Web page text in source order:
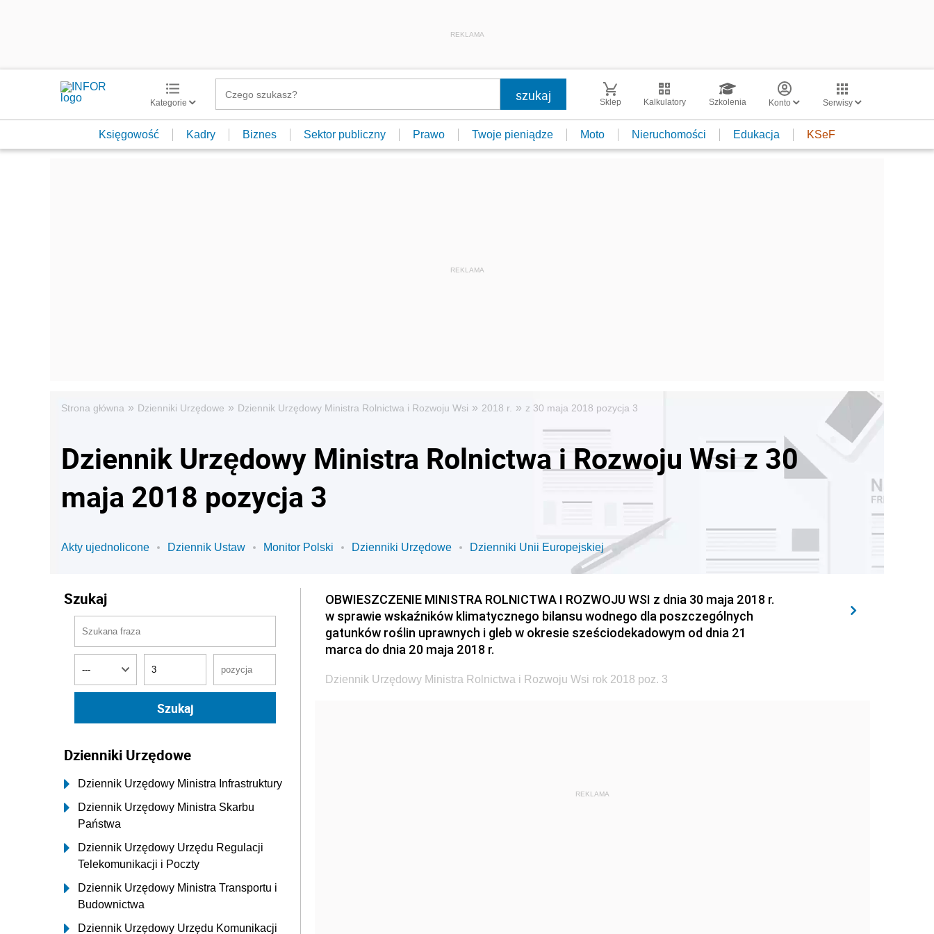
REKLAMA
Kategorie Sklep Kalkulatory Szkolenia Konto Serwisy
Księgowość Kadry Biznes Sektor publiczny Prawo Twoje pieniądze Moto Nieruchomości Edukacja KSeF
Strona główna » Dzienniki Urzędowe » Dziennik Urzędowy Ministra Rolnictwa i Rozwoju Wsi » 2018 r. » z 30 maja 2018 pozycja 3
Dziennik Urzędowy Ministra Rolnictwa i Rozwoju Wsi z 30
maja 2018 pozycja 3
Akty ujednolicone Dziennik Ustaw Monitor Polski Dzienniki Urzędowe Dzienniki Unii Europejskiej
Szukaj
Dzienniki Urzędowe
Dziennik Urzędowy Ministra Infrastruktury
Dziennik Urzędowy Ministra Skarbu
Państwa
Dziennik Urzędowy Urzędu Regulacji
Telekomunikacji i Poczty
Dziennik Urzędowy Ministra Transportu i
Budownictwa
Dziennik Urzędowy Urzędu Komunikacji
OBWIESZCZENIE MINISTRA ROLNICTWA I ROZWOJU WSI z dnia 30 maja 2018 r.
w sprawie wskaźników klimatycznego bilansu wodnego dla poszczególnych
gatunków roślin uprawnych i gleb w okresie sześciodekadowym od dnia 21
marca do dnia 20 maja 2018 r.
Dziennik Urzędowy Ministra Rolnictwa i Rozwoju Wsi rok 2018 poz. 3
REKLAMA